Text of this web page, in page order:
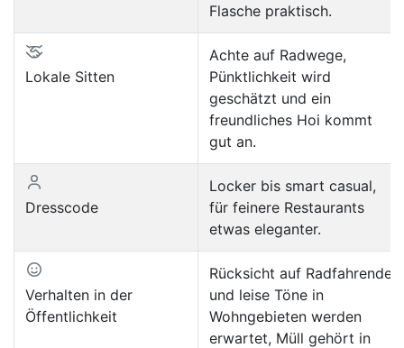
Flasche praktisch.
Lokale Sitten
Achte auf Radwege,
Pünktlichkeit wird
geschätzt und ein
freundliches Hoi kommt
gut an.
Dresscode
Locker bis smart casual,
für feinere Restaurants
etwas eleganter.
Verhalten in der
Öffentlichkeit
Rücksicht auf Radfahrende
und leise Töne in
Wohngebieten werden
erwartet, Müll gehört in